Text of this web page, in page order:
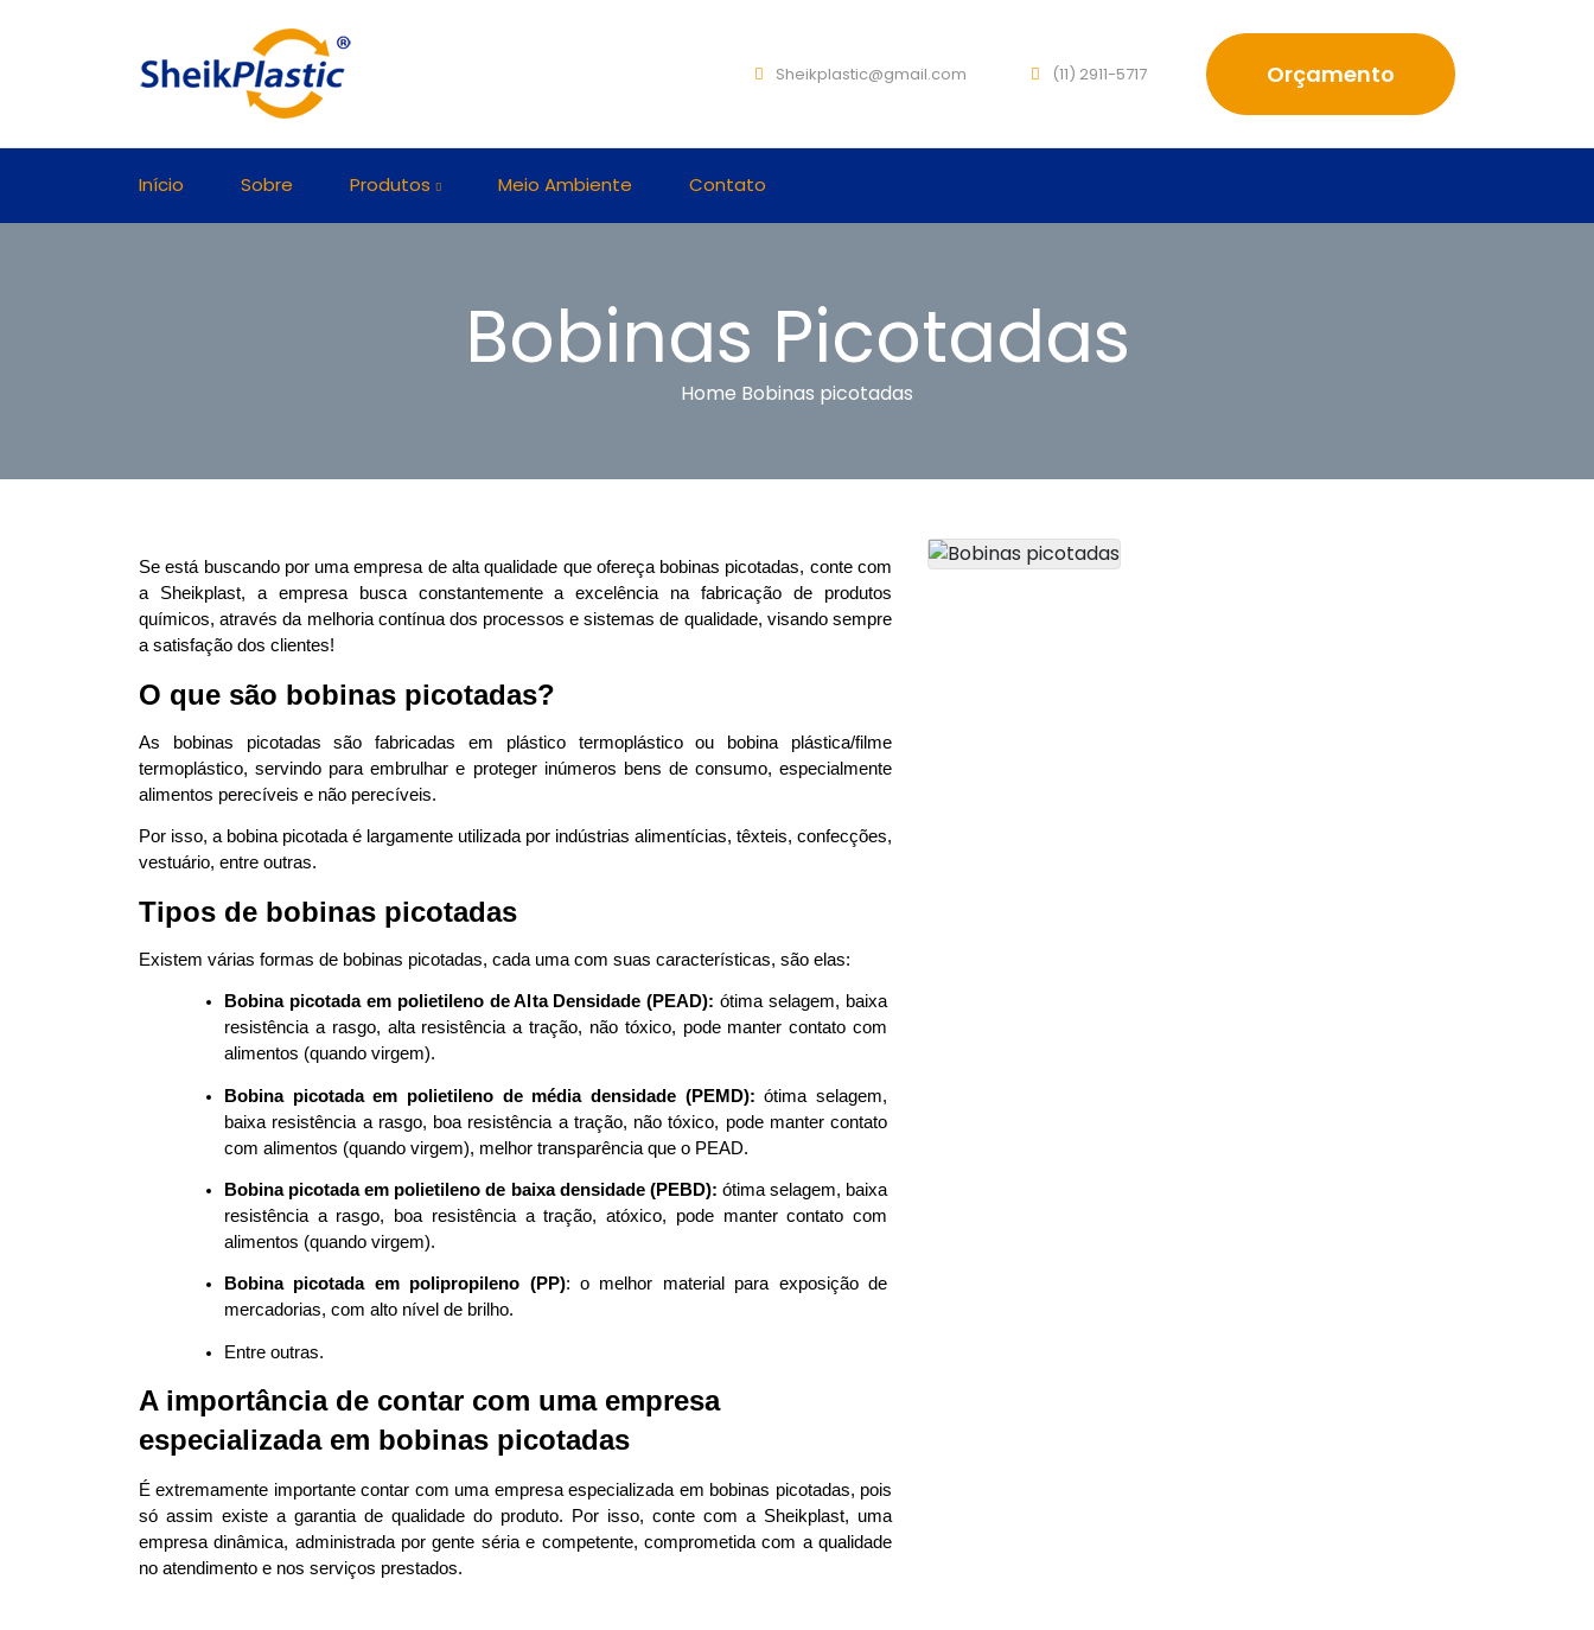
Sheikplastic@gmail.com (11) 2911-5717 Orçamento
Início Sobre Produtos Meio Ambiente Contato
Bobinas Picotadas
Home Bobinas picotadas
Se está buscando por uma empresa de alta qualidade que ofereça bobinas picotadas, conte com
a Sheikplast, a empresa busca constantemente a excelência na fabricação de produtos
químicos, através da melhoria contínua dos processos e sistemas de qualidade, visando sempre
a satisfação dos clientes!
O que são bobinas picotadas?
As bobinas picotadas são fabricadas em plástico termoplástico ou bobina plástica/filme
termoplástico, servindo para embrulhar e proteger inúmeros bens de consumo, especialmente
alimentos perecíveis e não perecíveis.
Por isso, a bobina picotada é largamente utilizada por indústrias alimentícias, têxteis, confecções,
vestuário, entre outras.
Tipos de bobinas picotadas
Existem várias formas de bobinas picotadas, cada uma com suas características, são elas:
Bobina picotada em polietileno de Alta Densidade (PEAD): ótima selagem, baixa
resistência a rasgo, alta resistência a tração, não tóxico, pode manter contato com
alimentos (quando virgem).
Bobina picotada em polietileno de média densidade (PEMD): ótima selagem,
baixa resistência a rasgo, boa resistência a tração, não tóxico, pode manter contato
com alimentos (quando virgem), melhor transparência que o PEAD.
Bobina picotada em polietileno de baixa densidade (PEBD): ótima selagem, baixa
resistência a rasgo, boa resistência a tração, atóxico, pode manter contato com
alimentos (quando virgem).
Bobina picotada em polipropileno (PP): o melhor material para exposição de
mercadorias, com alto nível de brilho.
Entre outras.
A importância de contar com uma empresa
especializada em bobinas picotadas
É extremamente importante contar com uma empresa especializada em bobinas picotadas, pois
só assim existe a garantia de qualidade do produto. Por isso, conte com a Sheikplast, uma
empresa dinâmica, administrada por gente séria e competente, comprometida com a qualidade
no atendimento e nos serviços prestados.